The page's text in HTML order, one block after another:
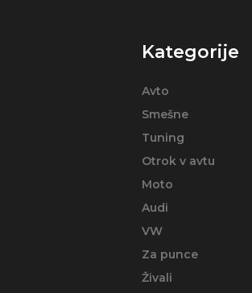
Kategorije
Avto
Smešne
Tuning
Otrok v avtu
Moto
Audi
VW
Za punce
Živali